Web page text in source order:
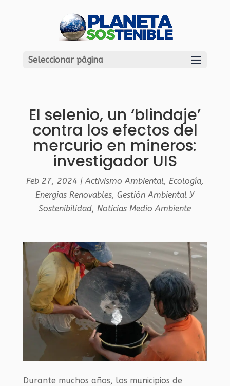
Seleccionar página
El selenio, un ‘blindaje’
contra los efectos del
mercurio en mineros:
investigador UIS
Feb 27, 2024 |Activismo Ambiental, Ecología,
Energías Renovables,Gestión Ambiental Y
Sostenibilidad,Noticias Medio Ambiente
Durante muchos años, los municipios de